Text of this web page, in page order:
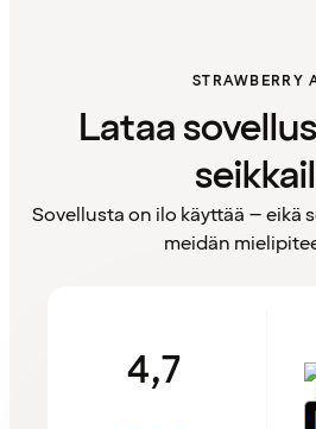
STRAWBERRY
Lataa
Sovellusta on ilo käyttää – eikä
meidän
4,7